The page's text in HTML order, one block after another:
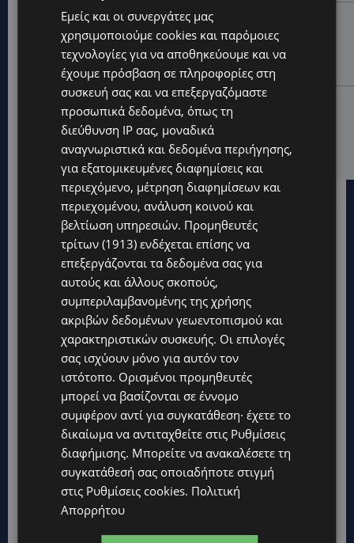
STORIES
ΜΑΡΙΝΟΣ ΚΩΝΣΤΑΝΤΙΝΙΔΗΣ: Οι πρωτοβουλίες για να
ξαναζωντανέψει η Μακαρίου και το κέντρο της
Λευκωσίας-(Βίντεο)
ΤΡΟΧΑΙΟ ΣΤΗΝ ΛΕΥΚΩΣΙΑ: Χειροπέδες και στη σύζυγο
του 27χρονου – Φέρεται να παραπλάνησε την
Αστυνομία
Topics
UPDATES
ΤΑΣΟΣ ΧΑΤΖΗΓΙΟΒΑΝΗΣ: Η συγκλονιστική ιστορία του
12χρονου Δημήτρη και η δωρεά των 12.500 ευρώ που του
Εμείς και οι συνεργάτες μας
χρησιμοποιούμε cookies και παρόμοιες
τεχνολογίες για να αποθηκεύουμε και να
έχουμε πρόσβαση σε πληροφορίες στη
συσκευή σας και να επεξεργαζόμαστε
προσωπικά δεδομένα, όπως τη
διεύθυνση IP σας, μοναδικά
αναγνωριστικά και δεδομένα περιήγησης,
για εξατομικευμένες διαφημίσεις και
περιεχόμενο, μέτρηση διαφημίσεων και
περιεχομένου, ανάλυση κοινού και
βελτίωση υπηρεσιών. Προμηθευτές
τρίτων (1913) ενδέχεται επίσης να
επεξεργάζονται τα δεδομένα σας για
αυτούς και άλλους σκοπούς,
συμπεριλαμβανομένης της χρήσης
ακριβών δεδομένων γεωεντοπισμού και
χαρακτηριστικών συσκευής. Οι επιλογές
σας ισχύουν μόνο για αυτόν τον
ιστότοπο. Ορισμένοι προμηθευτές
μπορεί να βασίζονται σε έννομο
συμφέρον αντί για συγκατάθεση· έχετε το
δικαίωμα να αντιταχθείτε στις Ρυθμίσεις
διαφήμισης. Μπορείτε να ανακαλέσετε τη
συγκατάθεσή σας οποιαδήποτε στιγμή
στις Ρυθμίσεις cookies. Πολιτική
Απορρήτου